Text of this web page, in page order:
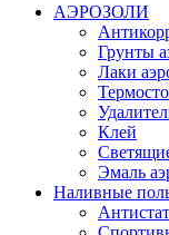
АЭРОЗОЛИ
Грунты
Лаки
Клей
Эмаль
Наливные